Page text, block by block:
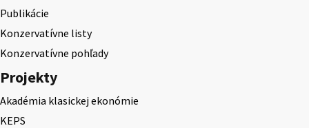
Publikácie
Konzervatívne listy
Konzervatívne pohľady
Projekty
Akadémia klasickej ekonómie
KEPS